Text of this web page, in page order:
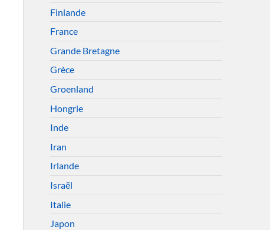
Finlande
France
Grande Bretagne
Grèce
Groenland
Hongrie
Inde
Iran
Irlande
Israël
Italie
Japon